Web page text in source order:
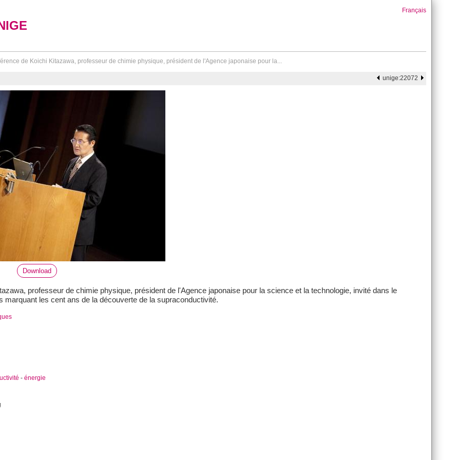
Français
de Koichi Kitazawa, professeur de chimie physique, président de l'Agence japonaise pour la...
unige:22072
Download
professeur de chimie physique, président de l'Agence japonaise pour la science et la technologie, invité dans le
marquant les cent ans de la découverte de la supraconductivité.
- énergie